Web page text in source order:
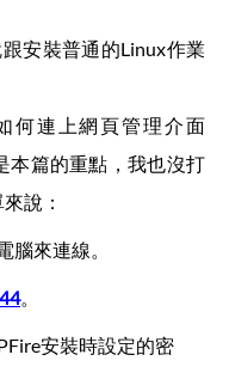
安裝普通的Linux作業
何連上網頁管理介面
本篇的重點，我也沒打
說：
腦來連線。
。
安裝時設定的密